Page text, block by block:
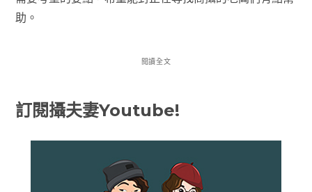
助。
閱讀全文
訂閱攝夫妻Youtube!